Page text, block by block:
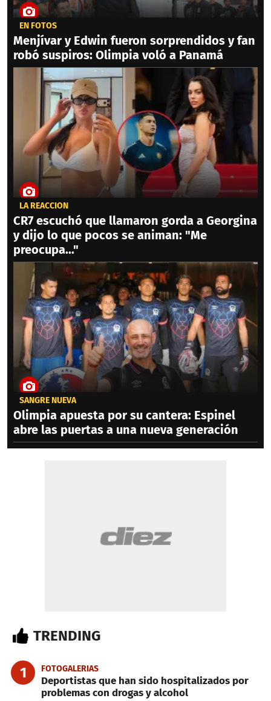
EN FOTOS
Menjívar y Edwin fueron sorprendidos y fan
robó suspiros: Olimpia voló a Panamá
LA REACCIÓN
CR7 escuchó que llamaron gorda a Georgina
y dijo lo que pocos se animan: "Me
preocupa..."
SANGRE NUEVA
Olimpia apuesta por su cantera: Espinel
abre las puertas a una nueva generación
TRENDING
1 FOTOGALERIAS
Deportistas que han sido hospitalizados por
problemas con drogas y alcohol